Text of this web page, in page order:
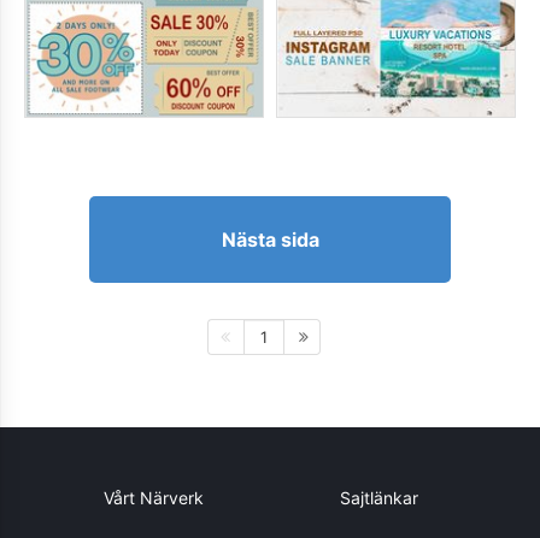
Nästa sida
1
Vårt Närverk Sajtlänkar